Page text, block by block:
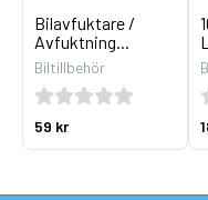
Bilavfuktare /
Avfuktning...
Biltillbehör
59 kr